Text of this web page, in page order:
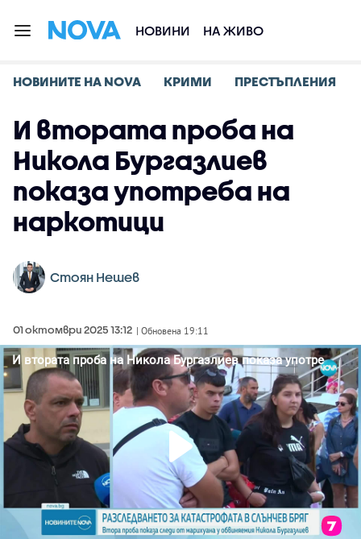
НОВИНИ НА ЖИВО
НОВИНИТЕ НА NOVA КРИМИ ПРЕСТЪПЛЕНИЯ
И втората проба на
Никола Бургазлиев
показа употреба на
наркотици
Стоян Нешев
01 октомври 2025 13:12 | Обновена 19:11